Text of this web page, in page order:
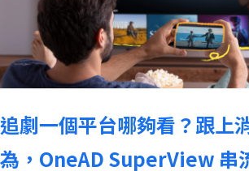
追劇一個平台哪夠看？跟上
為，OneAD SuperView 串